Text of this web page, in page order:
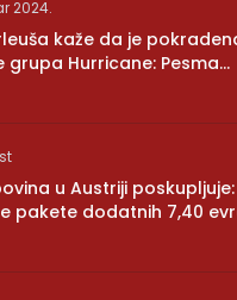
2024.
kaže da je
grupa Hurricane: Pesma
u Austriji poskupljuje:
pakete dodatnih 7,40